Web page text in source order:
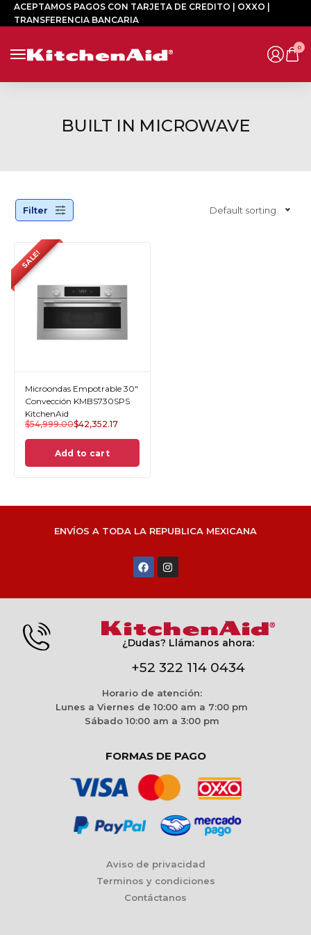
ACEPTAMOS PAGOS CON TARJETA DE CREDITO | OXXO |
TRANSFERENCIA BANCARIA
0
BUILT IN MICROWAVE
Filter Default sorting
SALE!
Microondas Empotrable 30"
Convección KMBS730SPS
KitchenAid
$54,999.00$42,352.17
Add to cart
ENVÍOS A TODA LA REPUBLICA MEXICANA
¿Dudas? Llámanos ahora:
+52 322 114 0434
Horario de atención:
Lunes a Viernes de 10:00 am a 7:00 pm
Sábado 10:00 am a 3:00 pm
FORMAS DE PAGO
Aviso de privacidad
Terminos y condiciones
Contáctanos